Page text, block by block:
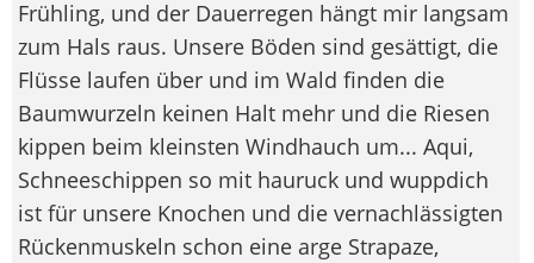
Frühling, und der Dauerregen hängt mir langsam
zum Hals raus. Unsere Böden sind gesättigt, die
Flüsse laufen über und im Wald finden die
Baumwurzeln keinen Halt mehr und die Riesen
kippen beim kleinsten Windhauch um... Aqui,
Schneeschippen so mit hauruck und wuppdich
ist für unsere Knochen und die vernachlässigten
Rückenmuskeln schon eine arge Strapaze,